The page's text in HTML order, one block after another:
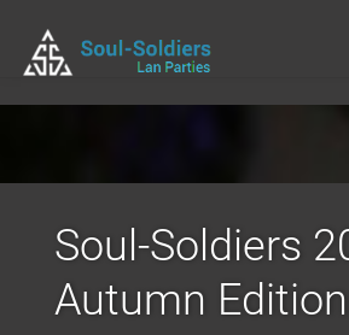
Soul-Soldiers
Autumn Edition